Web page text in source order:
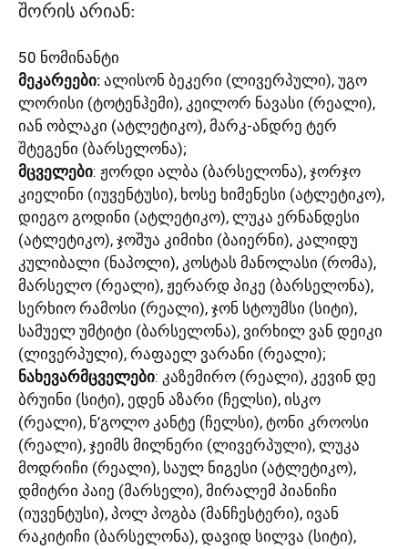
შორის არიან:
50 ნომინანტი
მეკარეები: ალისონ ბეკერი (ლივერპული), უგო
ლორისი (ტოტენჰემი), კეილორ ნავასი (რეალი),
იან ობლაკი (ატლეტიკო), მარკ-ანდრე ტერ
შტეგენი (ბარსელონა);
მცველები: ჟორდი ალბა (ბარსელონა), ჯორჯო
კიელინი (იუვენტუსი), ხოსე ხიმენესი (ატლეტიკო),
დიეგო გოდინი (ატლეტიკო), ლუკა ერნანდესი
(ატლეტიკო), ჯოშუა კიმიხი (ბაიერნი), კალიდუ
კულიბალი (ნაპოლი), კოსტას მანოლასი (რომა),
მარსელო (რეალი), ჟერარდ პიკე (ბარსელონა),
სერხიო რამოსი (რეალი), ჯონ სტოუმსი (სიტი),
სამუელ უმტიტი (ბარსელონა), ვირხილ ვან დეიკი
(ლივერპული), რაფაელ ვარანი (რეალი);
ნახევარმცველები: კაზემირო (რეალი), კევინ დე
ბრუინი (სიტი), ედენ აზარი (ჩელსი), ისკო
(რეალი), ნ’გოლო კანტე (ჩელსი), ტონი კროოსი
(რეალი), ჯეიმს მილნერი (ლივერპული), ლუკა
მოდრიჩი (რეალი), საულ ნიგესი (ატლეტიკო),
დმიტრი პაიე (მარსელი), მირალემ პიანიჩი
(იუვენტუსი), პოლ პოგბა (მანჩესტერი), ივან
რაკიტიჩი (ბარსელონა), დავიდ სილვა (სიტი),